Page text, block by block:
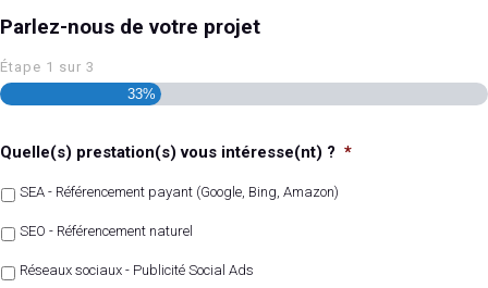
Parlez-nous de votre projet
Étape 1 sur 3
33%
Quelle(s) prestation(s) vous intéresse(nt) ? *
SEA - Référencement payant (Google, Bing, Amazon)
SEO - Référencement naturel
Réseaux sociaux - Publicité Social Ads